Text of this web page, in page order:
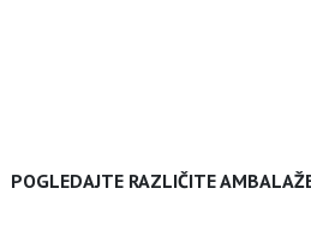
POGLEDAJTE RAZLIČITE